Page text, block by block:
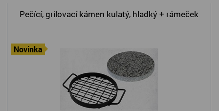
Pečící, grilovací kámen kulatý, hladký + rámeček
Novinka